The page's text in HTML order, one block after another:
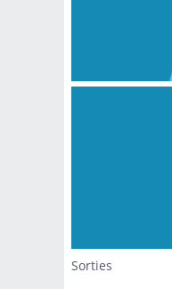
Sorties